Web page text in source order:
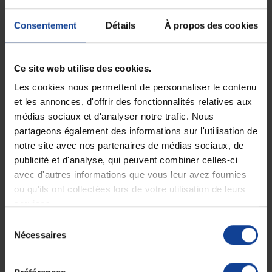
Consentement Détails À propos des cookies
Ce site web utilise des cookies.
Les cookies nous permettent de personnaliser le contenu
et les annonces, d'offrir des fonctionnalités relatives aux
médias sociaux et d'analyser notre trafic. Nous
partageons également des informations sur l'utilisation de
notre site avec nos partenaires de médias sociaux, de
publicité et d'analyse, qui peuvent combiner celles-ci
avec d'autres informations que vous leur avez fournies
ou qu'ils ont collectées lors de votre utilisation de leurs
Nécessaires
Electrostimulateur
Paingone Fllow expert
349,90 € 379,90 €
RUPTURE DE STOCK STOCK LIMITÉ